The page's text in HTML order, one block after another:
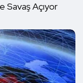
Savaş Açıyor